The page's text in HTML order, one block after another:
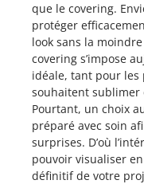
que le covering.
protéger
look sans la
covering s’impose
idéale, tant pour les
souhaitent sublimer
Pourtant, un choix
préparé avec soin
surprises. D’où
pouvoir visualiser
définitif de votre